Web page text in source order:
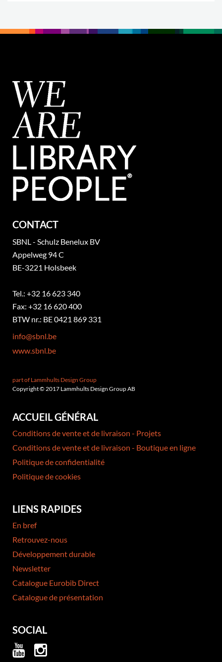
CONTACT
SBNL - Schulz Benelux BV
Appelweg 94 C
BE-3221 Holsbeek
Tel.: +32 16 623 340
Fax: +32 16 620 400
BTW nr.: BE 0421 869 331
info@sbnl.be
www.sbnl.be
part of Lammhults Design Group
Copyright © 2017 Lammhults Design Group AB
ACCUEIL GÉNÉRAL
Conditions de vente et de livraison - Projets
Conditions de vente et de livraison - Boutique en ligne
Politique de confidentialité
Politique de cookies
LIENS RAPIDES
En bref
Retrouvez-nous
Développement durable
Newsletter
Catalogue Eurobib Direct
Catalogue de présentation
SOCIAL